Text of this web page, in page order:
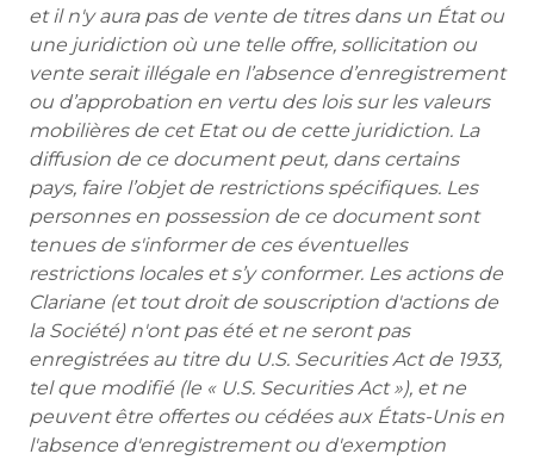
et il n'y aura pas de vente de titres dans un État ou
une juridiction où une telle offre, sollicitation ou
vente serait illégale en l’absence d’enregistrement
ou d’approbation en vertu des lois sur les valeurs
mobilières de cet Etat ou de cette juridiction. La
diffusion de ce document peut, dans certains
pays, faire l’objet de restrictions spécifiques. Les
personnes en possession de ce document sont
tenues de s'informer de ces éventuelles
restrictions locales et s’y conformer. Les actions de
Clariane (et tout droit de souscription d'actions de
la Société) n'ont pas été et ne seront pas
enregistrées au titre du U.S. Securities Act de 1933,
tel que modifié (le « U.S. Securities Act »), et ne
peuvent être offertes ou cédées aux États-Unis en
l'absence d'enregistrement ou d'exemption